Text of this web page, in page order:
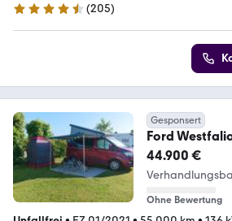
4.7 Sterne
(205)
Gesponsert
Ford
Aufstelldach,
44.900 €
Ohne Bewertung